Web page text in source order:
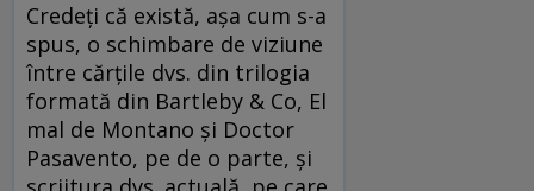
Credeţi că există, aşa cum s-a
spus, o schimbare de viziune
între cărţile dvs. din trilogia
formată din Bartleby & Co, El
mal de Montano şi Doctor
Pasavento, pe de o parte, şi